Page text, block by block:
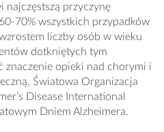
najczęstszą przyczynę
70% wszystkich przypadków
liczby osób w wieku
dotkniętych tym
znaczenie opieki nad chorymi i
Światowa Organizacja
Disease International
Dniem Alzheimera.